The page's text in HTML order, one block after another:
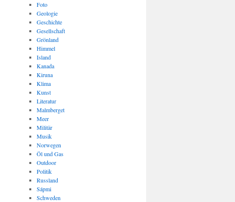
Foto
Geologie
Geschichte
Gesellschaft
Grönland
Himmel
Island
Kanada
Kiruna
Klima
Kunst
Literatur
Malmberget
Meer
Militär
Musik
Norwegen
Öl und Gas
Outdoor
Politik
Russland
Sápmi
Schweden